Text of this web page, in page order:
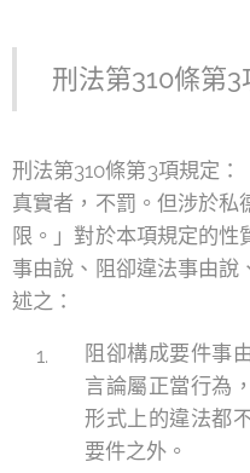
刑法第310條第3
刑法第310條第3項規定
真實者，不罰。但涉於私
限。」對於本項規定的
事由說、阻卻違法事由說
述之：
阻卻構成要件事
言論屬正當行為
形式上的違法都
要件之外。